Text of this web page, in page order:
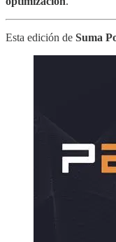
Esta edición de Suma